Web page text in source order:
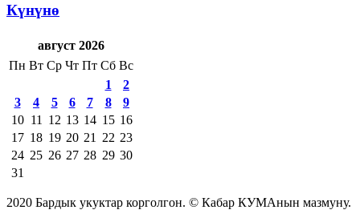
Күнүнө
август 2026
Пн Вт Ср Чт Пт Сб Вс
1
2
3
4 5 6 7 8
9
10 11 12 13 14 15 16
17 18 19 20 21 22 23
24 25 26 27 28 29 30
31
2020 Бардык укуктар корголгон. © Кабар КУМАнын мазмуну.